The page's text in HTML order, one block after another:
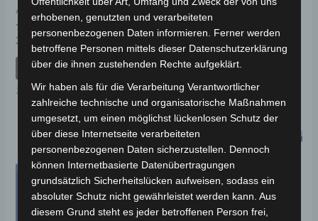
Abdeckplane Schwarz
Bewertet
mit
0
39,00
IN DEN WARENKORB
Zubehör
Abdeckplane in Schwarz
Bewertet
mit
vonIN DEN WARENKORB
Zubehör
erhobenen, genutzten und verarbeiteten
personenbezogenen Daten informieren. Ferner werden
betroffene Personen mittels dieser Datenschutzerklärung
über die ihnen zustehenden Rechte aufgeklärt.
Wir haben als für die Verarbeitung Verantwortlicher
zahlreiche technische und organisatorische Maßnahmen
umgesetzt, um einen möglichst lückenlosen Schutz der
über diese Internetseite verarbeiteten
personenbezogenen Daten sicherzustellen. Dennoch
können Internetbasierte Datenübertragungen
grundsätzlich Sicherheitslücken aufweisen, sodass ein
absoluter Schutz nicht gewährleistet werden kann. Aus
diesem Grund steht es jeder betroffenen Person frei,